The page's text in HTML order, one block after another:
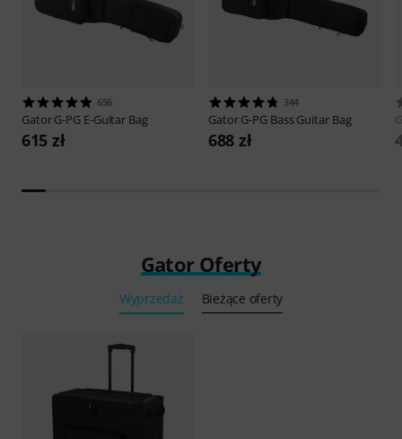
656
GatorG-PG E-Guitar Bag
615 zł
344
GatorG-PG Bass Guitar Bag
688 zł
Gator Oferty
Wyprzedaż Bieżące oferty